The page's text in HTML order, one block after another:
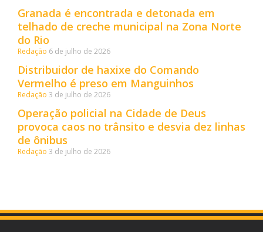
Granada é encontrada e detonada em
telhado de creche municipal na Zona Norte
do Rio
Redação 6 de julho de 2026
Distribuidor de haxixe do Comando
Vermelho é preso em Manguinhos
Redação 3 de julho de 2026
Operação policial na Cidade de Deus
provoca caos no trânsito e desvia dez linhas
de ônibus
Redação 3 de julho de 2026